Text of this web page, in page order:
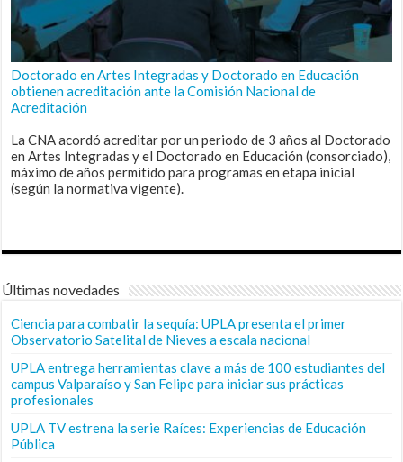
Doctorado en Artes Integradas y Doctorado en Educación
obtienen acreditación ante la Comisión Nacional de
Acreditación
La CNA acordó acreditar por un periodo de 3 años al Doctorado
en Artes Integradas y el Doctorado en Educación (consorciado),
máximo de años permitido para programas en etapa inicial
(según la normativa vigente).
Últimas novedades
Ciencia para combatir la sequía: UPLA presenta el primer
Observatorio Satelital de Nieves a escala nacional
UPLA entrega herramientas clave a más de 100 estudiantes del
campus Valparaíso y San Felipe para iniciar sus prácticas
profesionales
UPLA TV estrena la serie Raíces: Experiencias de Educación
Pública